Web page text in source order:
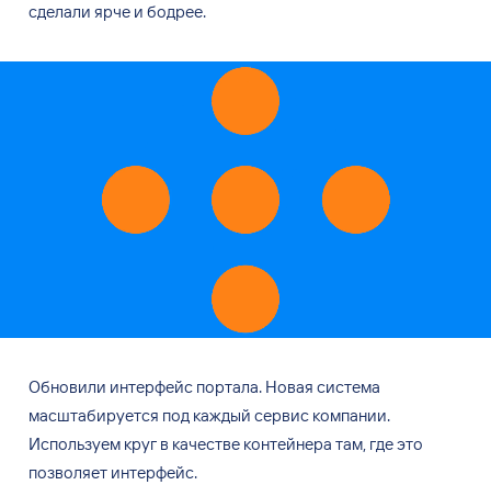
сделали ярче и бодрее.
Обновили интерфейс портала. Новая система
масштабируется под каждый сервис компании.
Используем круг в качестве контейнера там, где это
позволяет интерфейс.